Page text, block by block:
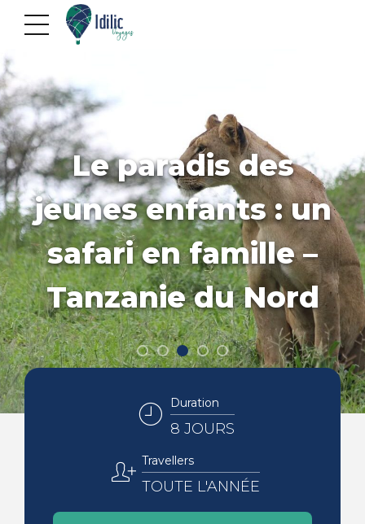
Le paradis des
jeunes enfants : un
safari en famille –
Tanzanie du Nord
Duration
8 JOURS
Travellers
TOUTE L'ANNÉE